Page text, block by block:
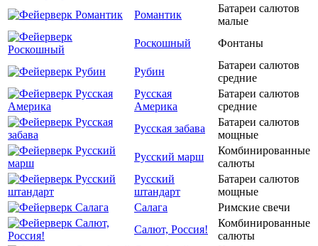
Романтик
Батареи салютов
малые
Роскошный
Фонтаны
Рубин
Батареи салютов
средние
Русская
Америка
Батареи салютов
средние
Русская забава
Батареи салютов
мощные
Русский марш
Комбинированные
салюты
Русский
штандарт
Батареи салютов
мощные
Салага
Римские свечи
Салют, Россия!
Комбинированные
салюты